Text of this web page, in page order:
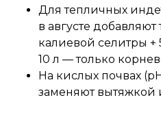
Для тепличных
в августе
калиевой селитры +
10 л — только
На кислых почвах
заменяют вытяжкой